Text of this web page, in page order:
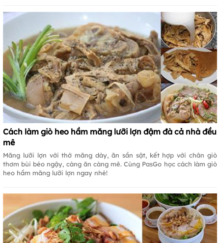
Cách làm giò heo hầm măng lưỡi lợn đậm đà cả nhà đều
mê
Măng lưỡi lợn với thớ măng dày, ăn sần sật, kết hợp với chân giò
thơm bùi béo ngậy, càng ăn càng mê. Cùng PasGo học cách làm giò
heo hầm măng lưỡi lợn ngay nhé!